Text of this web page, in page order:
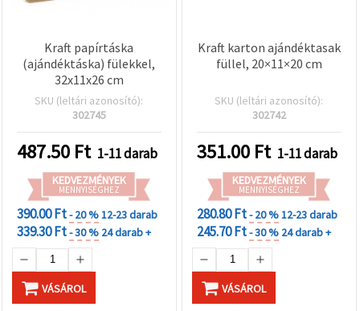
Kraft papírtáska
(ajándéktáska) fülekkel,
32x11x26 cm
SKU (leltári azonosító):
302745
487.50 Ft 1-11 darab
KEDVEZMÉNYEK
MENNYISÉGHEZ
390.00 Ft- 20 %12-23 darab
339.30 Ft- 30 % 24 darab +
VÁSÁROL
Kraft karton ajándéktasak
füllel, 20×11×20 cm
SKU (leltári azonosító):
302742
351.00 Ft 1-11 darab
KEDVEZMÉNYEK
MENNYISÉGHEZ
280.80 Ft- 20 %12-23 darab
245.70 Ft- 30 % 24 darab +
VÁSÁROL